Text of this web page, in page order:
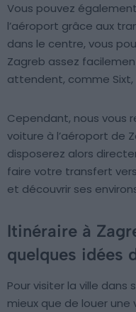
Vous pouvez
l’aéroport grâce aux
dans le centre, vous
Zagreb assez
attendent, comme Sixt,
Cependant, nous vous
voiture à l’aéroport de
disposerez alors
faire votre transfert
et découvrir ses
Itinéraire à
quelques idées
Pour visiter la ville dans
mieux que de louer une